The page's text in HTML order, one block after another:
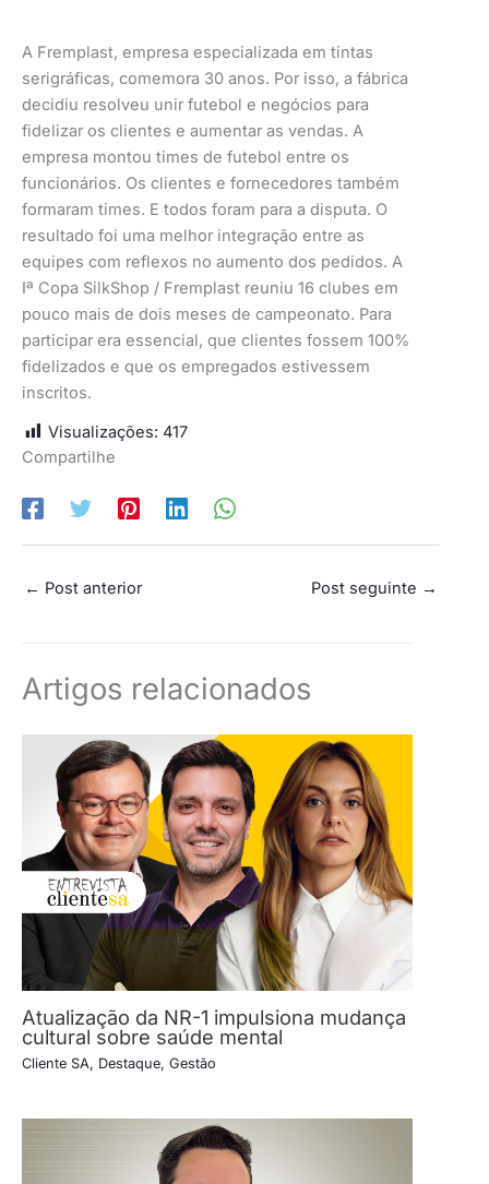
A Fremplast, empresa especializada em tintas
serigráficas, comemora 30 anos. Por isso, a fábrica
decidiu resolveu unir futebol e negócios para
fidelizar os clientes e aumentar as vendas. A
empresa montou times de futebol entre os
funcionários. Os clientes e fornecedores também
formaram times. E todos foram para a disputa. O
resultado foi uma melhor integração entre as
equipes com reflexos no aumento dos pedidos. A
Iª Copa SilkShop / Fremplast reuniu 16 clubes em
pouco mais de dois meses de campeonato. Para
participar era essencial, que clientes fossem 100%
fidelizados e que os empregados estivessem
inscritos.
Visualizações: 417
Compartilhe
← Post anterior Post seguinte →
Artigos relacionados
Atualização da NR-1 impulsiona mudança
cultural sobre saúde mental
Cliente SA, Destaque, Gestão